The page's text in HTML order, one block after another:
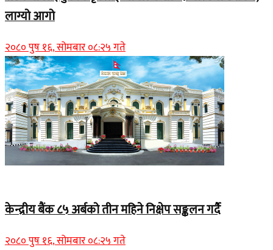
लाग्यो आगो
२०८० पुष १६, सोमबार ०८:२५ गते
केन्द्रीय बैंक ८५ अर्बको तीन महिने निक्षेप सङ्कलन गर्दै
२०८० पुष १६, सोमबार ०८:२५ गते